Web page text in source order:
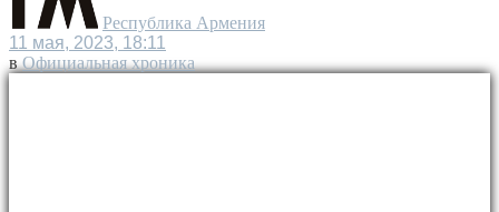
Республика Армения
11 мая, 2023, 18:11
в Официальная хроника